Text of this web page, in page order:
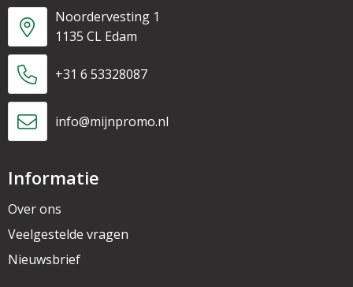
Noordervesting 1
1135 CL Edam
+31 6 53328087
info@mijnpromo.nl
Informatie
Over ons
Veelgestelde vragen
Nieuwsbrief